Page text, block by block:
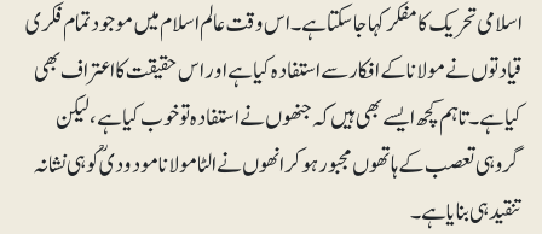
اسلامی تحریک کا مفکر کہا جا سکتا ہے۔ اس وقت عالم اسلام میں موجود تمام فکری
قیادتوں نے مولانا کے افکار سے استفادہ کیا ہے اور اس حقیقت کا اعتراف بھی
کیا ہے۔ تاہم کچھ ایسے بھی ہیں کہ جنھوں نے استفادہ تو خوب کیا ہے، لیکن
گروہی تعصب کے ہاتھوں مجبور ہو کر انھوں نے الٹا مولانا مودودیؒ کو ہی نشانہ
تنقید ہی بنایا ہے۔